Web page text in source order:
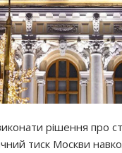
рішення про
тиск Москви